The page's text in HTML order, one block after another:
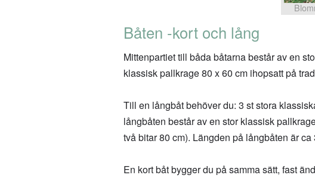
Båten -kort och lång
Mittenpartiet till båda båtarna består av en
klassisk pallkrage 80 x 60 cm ihopsatt på
Till en långbåt behöver du: 3 st stora
långbåten består av en stor klassisk
två bitar 80 cm). Längden på långbåten är ca
En kort båt bygger du på samma sätt, fast